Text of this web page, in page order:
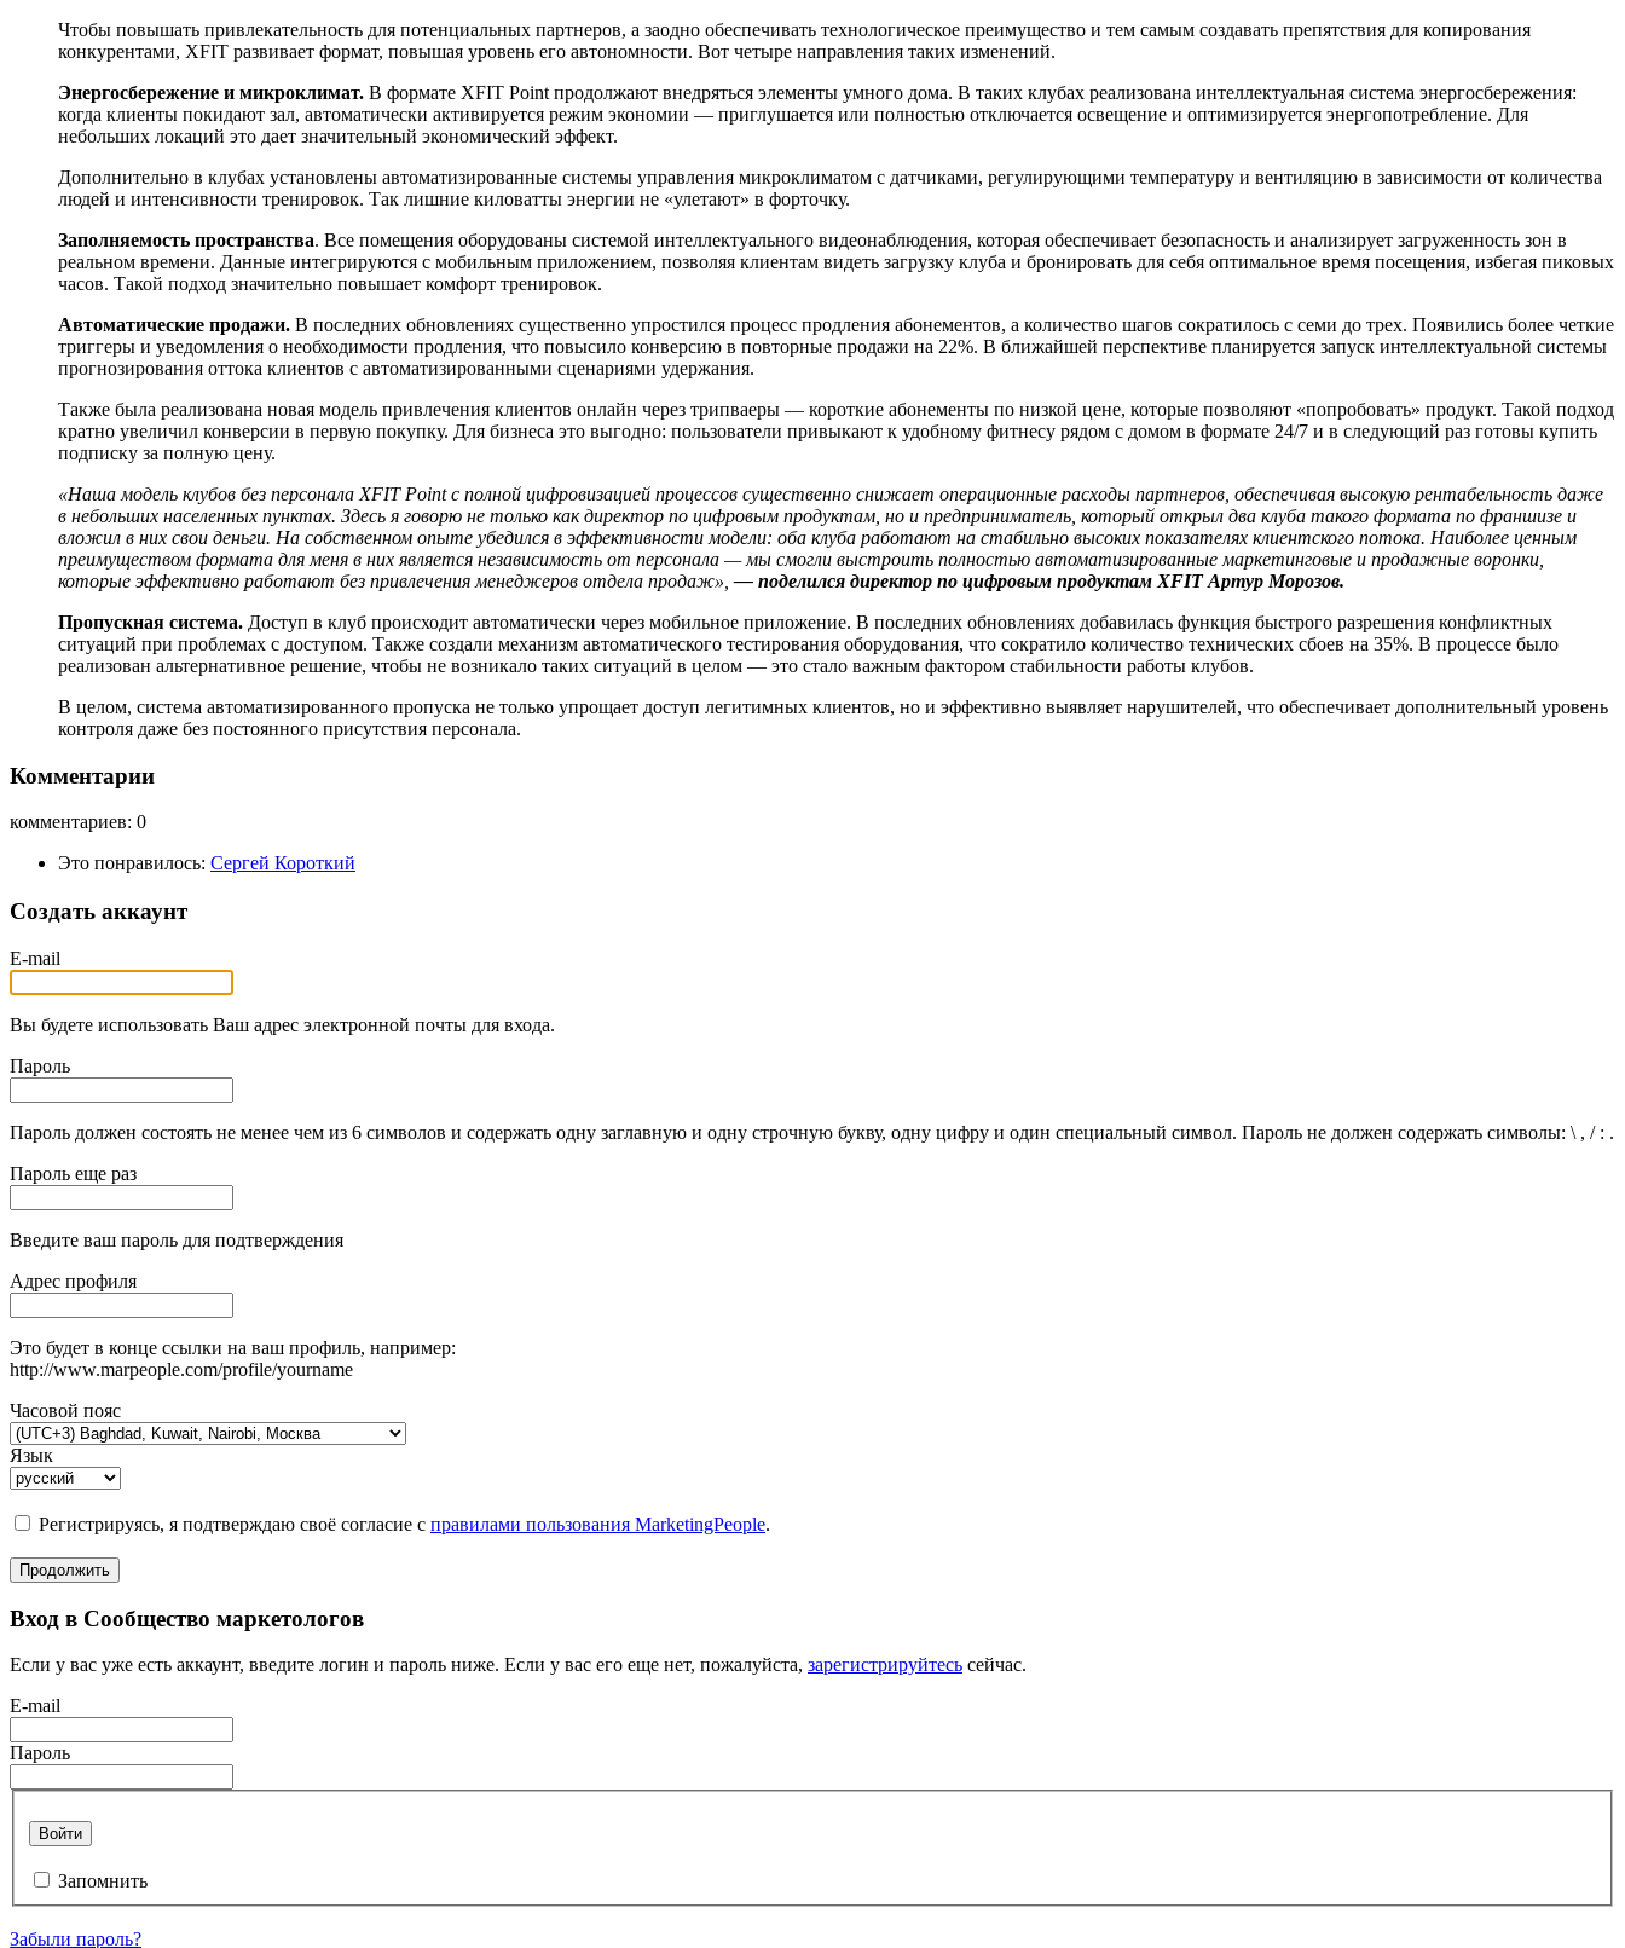
Чтобы повышать привлекательность для потенциальных партнеров, а заодно обеспечивать технологическое преимущество и тем самым создавать препятствия для копирования
конкурентами, XFIT развивает формат, повышая уровень его автономности. Вот четыре направления таких изменений.
Энергосбережение и микроклимат. В формате XFIT Point продолжают внедряться элементы умного дома. В таких клубах реализована интеллектуальная система энергосбережения:
когда клиенты покидают зал, автоматически активируется режим экономии — приглушается или полностью отключается освещение и оптимизируется энергопотребление. Для
небольших локаций это дает значительный экономический эффект.
Дополнительно в клубах установлены автоматизированные системы управления микроклиматом с датчиками, регулирующими температуру и вентиляцию в зависимости от количества
людей и интенсивности тренировок. Так лишние киловатты энергии не «улетают» в форточку.
Заполняемость пространства. Все помещения оборудованы системой интеллектуального видеонаблюдения, которая обеспечивает безопасность и анализирует загруженность зон в
реальном времени. Данные интегрируются с мобильным приложением, позволяя клиентам видеть загрузку клуба и бронировать для себя оптимальное время посещения, избегая пиковых
часов. Такой подход значительно повышает комфорт тренировок.
Автоматические продажи. В последних обновлениях существенно упростился процесс продления абонементов, а количество шагов сократилось с семи до трех. Появились более четкие
триггеры и уведомления о необходимости продления, что повысило конверсию в повторные продажи на 22%. В ближайшей перспективе планируется запуск интеллектуальной системы
прогнозирования оттока клиентов с автоматизированными сценариями удержания.
Также была реализована новая модель привлечения клиентов онлайн через трипваеры — короткие абонементы по низкой цене, которые позволяют «попробовать» продукт. Такой подход
кратно увеличил конверсии в первую покупку. Для бизнеса это выгодно: пользователи привыкают к удобному фитнесу рядом с домом в формате 24/7 и в следующий раз готовы купить
подписку за полную цену.
«Наша модель клубов без персонала XFIT Point с полной цифровизацией процессов существенно снижает операционные расходы партнеров, обеспечивая высокую рентабельность даже
в небольших населенных пунктах. Здесь я говорю не только как директор по цифровым продуктам, но и предприниматель, который открыл два клуба такого формата по франшизе и
вложил в них свои деньги. На собственном опыте убедился в эффективности модели: оба клуба работают на стабильно высоких показателях клиентского потока. Наиболее ценным
преимуществом формата для меня в них является независимость от персонала — мы смогли выстроить полностью автоматизированные маркетинговые и продажные воронки,
которые эффективно работают без привлечения менеджеров отдела продаж»,— поделился директор по цифровым продуктам XFIT Артур Морозов.
Пропускная система. Доступ в клуб происходит автоматически через мобильное приложение. В последних обновлениях добавилась функция быстрого разрешения конфликтных
ситуаций при проблемах с доступом. Также создали механизм автоматического тестирования оборудования, что сократило количество технических сбоев на 35%. В процессе было
реализован альтернативное решение, чтобы не возникало таких ситуаций в целом — это стало важным фактором стабильности работы клубов.
В целом, система автоматизированного пропуска не только упрощает доступ легитимных клиентов, но и эффективно выявляет нарушителей, что обеспечивает дополнительный уровень
контроля даже без постоянного присутствия персонала.
Комментарии
комментариев: 0
Это понравилось: Сергей Короткий
Создать аккаунт
E-mail
Вы будете использовать Ваш адрес электронной почты для входа.
Пароль
Пароль должен состоять не менее чем из 6 символов и содержать одну заглавную и одну строчную букву, одну цифру и один специальный символ. Пароль не должен содержать символы: \ , / : .
Пароль еще раз
Введите ваш пароль для подтверждения
Адрес профиля
Это будет в конце ссылки на ваш профиль, например:
http://www.marpeople.com/profile/yourname
Часовой пояс
Язык
Регистрируясь, я подтверждаю своё согласие с правилами пользования MarketingPeople.
Продолжить
Вход в Сообщество маркетологов
Если у вас уже есть аккаунт, введите логин и пароль ниже. Если у вас его еще нет, пожалуйста, зарегистрируйтесь сейчас.
E-mail
Пароль
Войти
Запомнить
Забыли пароль?